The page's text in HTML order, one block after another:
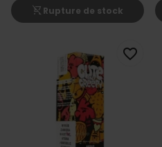
shopping_cart_off Rupture de stock
favorite_border